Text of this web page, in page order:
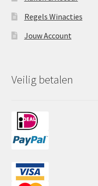
Regels Winacties
Jouw Account
Veilig betalen